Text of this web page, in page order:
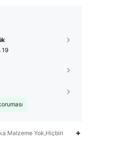
19
Malzeme Yok,Hiçbiri